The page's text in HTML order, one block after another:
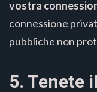
vostra
connessione
pubbliche non
5. Tenete